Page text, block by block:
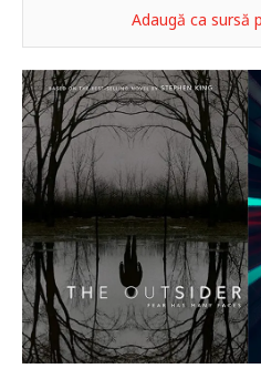
Adaugă ca sursă